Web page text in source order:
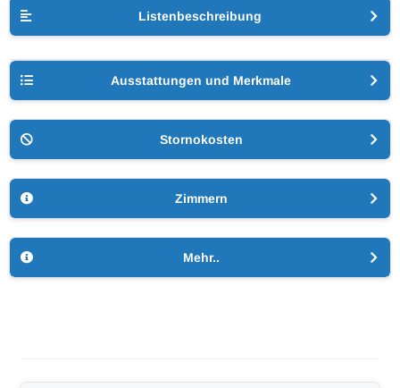
Listenbeschreibung
Ausstattungen und Merkmale
Stornokosten
Zimmern
Mehr..